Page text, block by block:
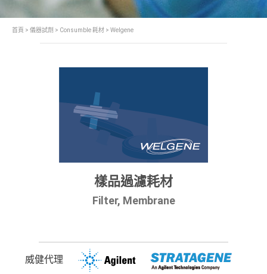
首頁 > 儀器試劑 > Consumble 耗材 > Welgene
樣品過濾耗材
Filter, Membrane
威健代理